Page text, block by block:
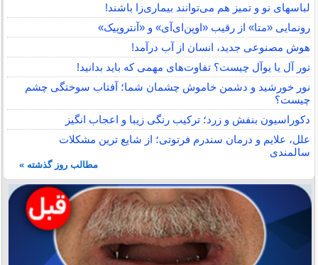
لباس‎های نو و تمیز هم می‌توانند بیماری‌زا باشند!
رونمایی «متا» از رقیب «اوپن‌ای‌آی» و «آنتروپیک»
هوش مصنوعی جدید، انسان از آب درآمد!
تور آل یا یوآل چیست؟ تفاوت‌های مهمی که باید بدانید!
نور خورشید و دشمن خاموش چشمان شما؛ آفتاب سوختگی چشم
چیست؟
دکوراسیون بنفش و زرد؛ ترکیب رنگی زیبا و اعجاب انگیز
علل، علایم و درمان سندرم فرتوتی؛ از شایع ترین مشکلات
سالمندی
مطالب روز گذشته »